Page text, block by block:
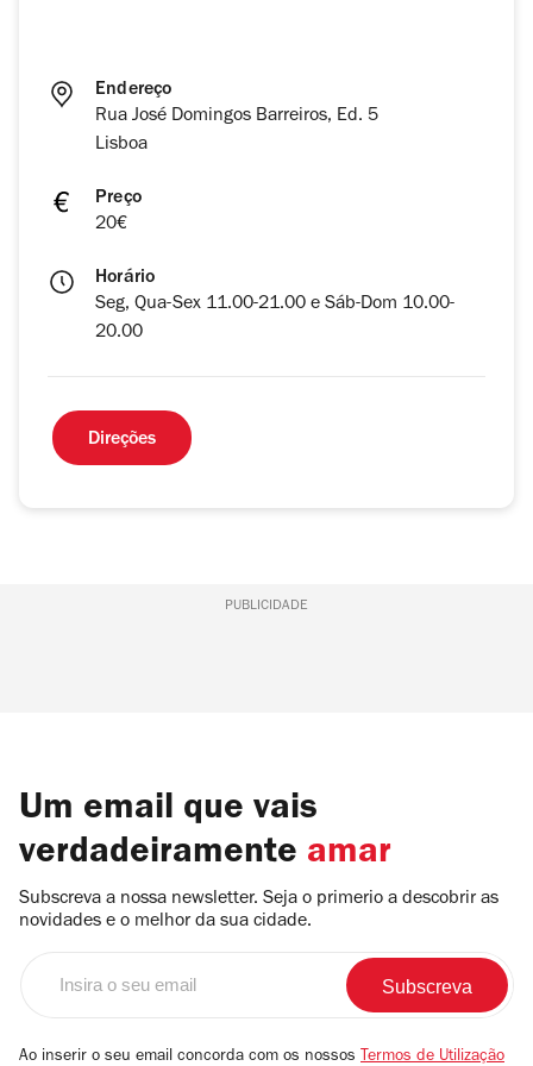
Endereço
Rua José Domingos Barreiros, Ed. 5
Lisboa
Preço
20€
Horário
Seg, Qua-Sex 11.00-21.00 e Sáb-Dom 10.00-
20.00
Direções
PUBLICIDADE
Um email que vais
verdadeiramente amar
Subscreva a nossa newsletter. Seja o primerio a descobrir as
novidades e o melhor da sua cidade.
email
Ao inserir o seu email concorda com os nossos Termos de Utilização